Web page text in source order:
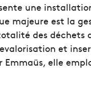
une
majeure est la
des déchets
et
elle